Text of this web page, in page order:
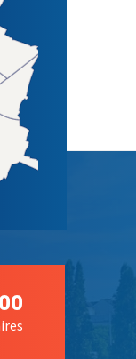
DE LA VILLE